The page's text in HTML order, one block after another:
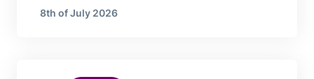
8th of July 2026